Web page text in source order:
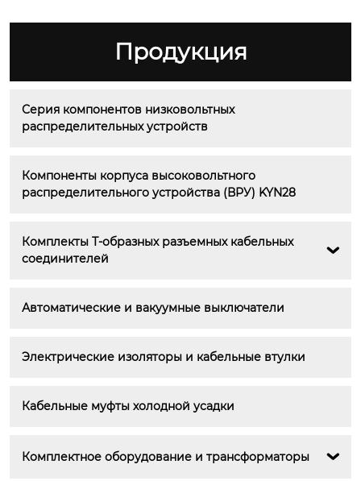
Продукция
Серия компонентов низковольтных
распределительных устройств
Компоненты корпуса высоковольтного
распределительного устройства (ВРУ) KYN28
Комплекты Т-образных разъемных кабельных
соединителей

Автоматические и вакуумные выключатели
Электрические изоляторы и кабельные втулки
Кабельные муфты холодной усадки
Комплектное оборудование и трансформаторы 